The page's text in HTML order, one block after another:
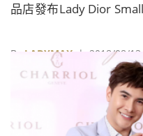
品店發布Lady Dior
侈品牌七夕數位行銷的序
By LADYMAX | 2018/08/13